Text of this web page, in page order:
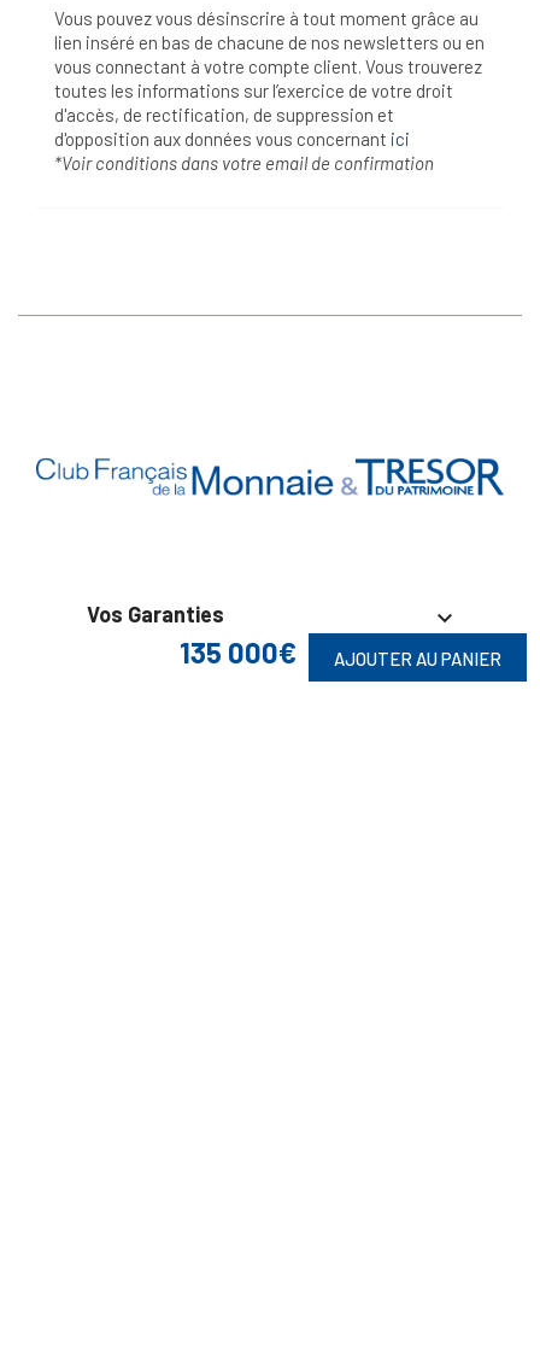
135 000€ AJOUTER AU PANIER
Vous pouvez vous désinscrire à tout moment grâce au
lien inséré en bas de chacune de nos newsletters ou en
vous connectant à votre compte client. Vous trouverez
toutes les informations sur l’exercice de votre droit
d'accès, de rectification, de suppression et
d'opposition aux données vous concernant ici
*Voir conditions dans votre email de confirmation
Vos Garanties 
